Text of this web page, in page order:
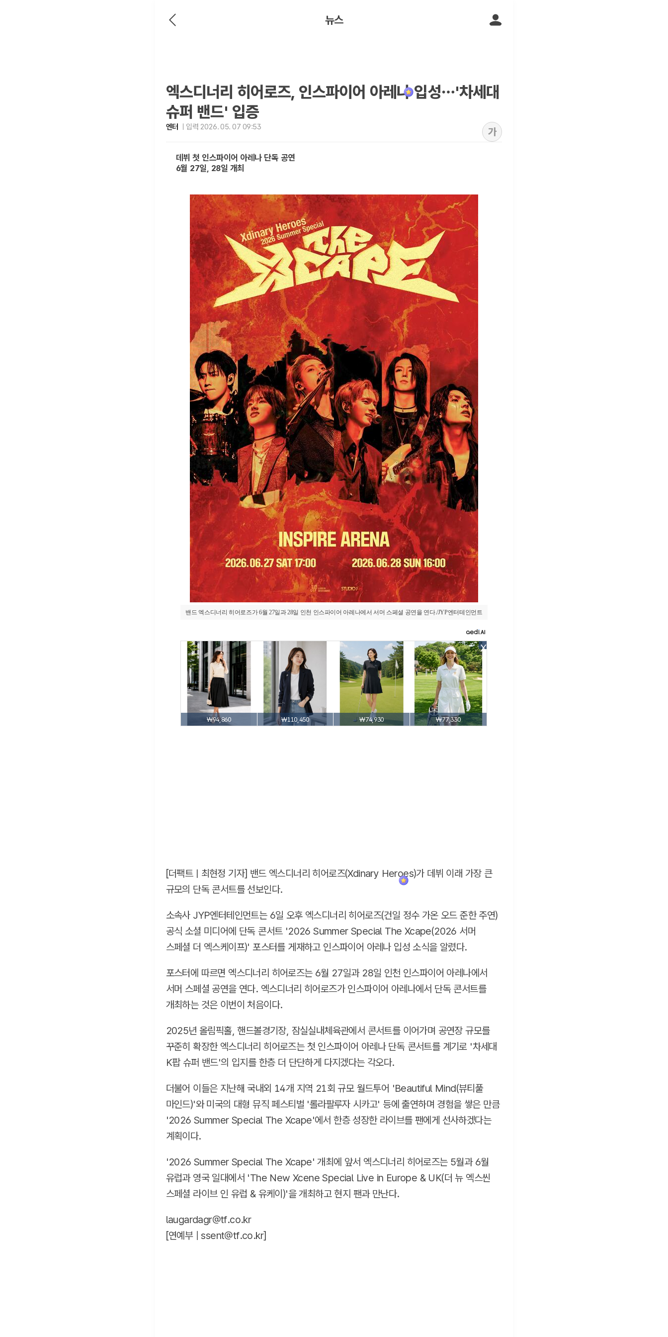
뉴스
엑스디너리 히어로즈, 인스파이어 아레나 입성…'차세대
슈퍼 밴드' 입증
엔터 입력 2026. 05. 07 09:53 가
데뷔 첫 인스파이어 아레나 단독 공연
6월 27일, 28일 개최
밴드 엑스디너리 히어로즈가 6월 27일과 28일 인천 인스파이어 아레나에서 서머 스페셜 공연을 연다./JYP엔터테인먼트
X
₩94,860 ₩110,450 ₩74,930 ₩77,330
[더팩트ㅣ최현정 기자] 밴드 엑스디너리 히어로즈(Xdinary Heroes)가 데뷔 이래 가장 큰
규모의 단독 콘서트를 선보인다.
소속사 JYP엔터테인먼트는 6일 오후 엑스디너리 히어로즈(건일 정수 가온 오드 준한 주연)
공식 소셜 미디어에 단독 콘서트 '2026 Summer Special The Xcape(2026 서머
스페셜 더 엑스케이프)' 포스터를 게재하고 인스파이어 아레나 입성 소식을 알렸다.
포스터에 따르면 엑스디너리 히어로즈는 6월 27일과 28일 인천 인스파이어 아레나에서
서머 스페셜 공연을 연다. 엑스디너리 히어로즈가 인스파이어 아레나에서 단독 콘서트를
개최하는 것은 이번이 처음이다.
2025년 올림픽홀, 핸드볼경기장, 잠실실내체육관에서 콘서트를 이어가며 공연장 규모를
꾸준히 확장한 엑스디너리 히어로즈는 첫 인스파이어 아레나 단독 콘서트를 계기로 '차세대
K팝 슈퍼 밴드'의 입지를 한층 더 단단하게 다지겠다는 각오다.
더불어 이들은 지난해 국내외 14개 지역 21회 규모 월드투어 'Beautiful Mind(뷰티풀
마인드)'와 미국의 대형 뮤직 페스티벌 '롤라팔루자 시카고' 등에 출연하며 경험을 쌓은 만큼
'2026 Summer Special The Xcape'에서 한층 성장한 라이브를 팬에게 선사하겠다는
계획이다.
'2026 Summer Special The Xcape' 개최에 앞서 엑스디너리 히어로즈는 5월과 6월
유럽과 영국 일대에서 'The New Xcene Special Live in Europe & UK(더 뉴 엑스씬
스페셜 라이브 인 유럽 & 유케이)'을 개최하고 현지 팬과 만난다.
laugardagr@tf.co.kr
[연예부 |ssent@tf.co.kr]